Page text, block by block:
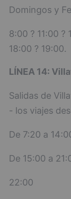
Domingos y
8:00 ? 11:00 ?
18:00 ? 19:00.
LÍNEA 14:
Salidas de
- los viajes
De 7:20 a
De 15:00 a
22:00